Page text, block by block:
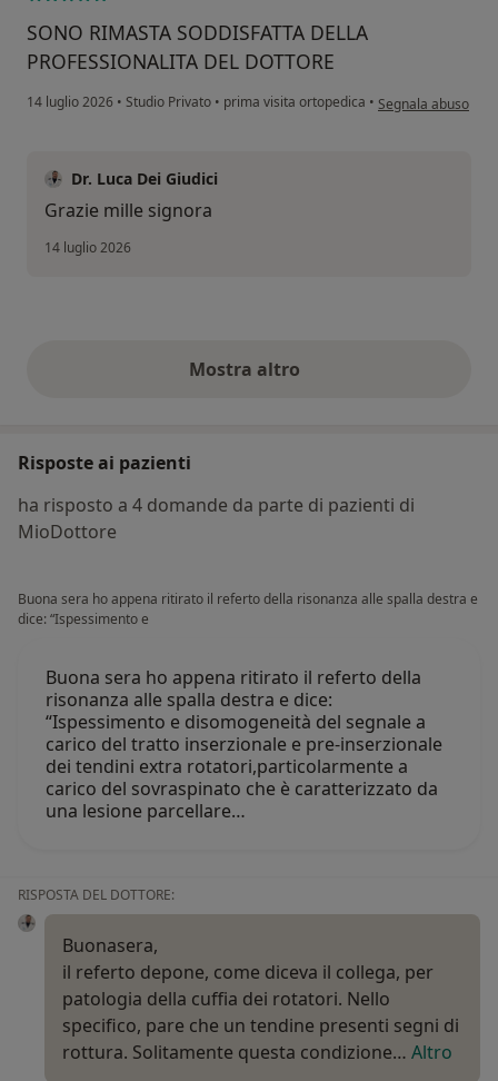
SONO RIMASTA SODDISFATTA DELLA
PROFESSIONALITA DEL DOTTORE
14 luglio 2026 • Studio Privato • prima visita ortopedica • secondo
Segnala abuso
Dr. Luca Dei Giudici
Grazie mille signora
14 luglio 2026
Mostra altroopinioni di cui sopra
Risposte ai pazienti
ha risposto a 4 domande da parte di pazienti di
MioDottore
Buona sera ho appena ritirato il referto della risonanza alle spalla destra e
dice: “Ispessimento e
Buona sera ho appena ritirato il referto della
risonanza alle spalla destra e dice:
“Ispessimento e disomogeneità del segnale a
carico del tratto inserzionale e pre-inserzionale
dei tendini extra rotatori,particolarmente a
carico del sovraspinato che è caratterizzato da
una lesione parcellare…
RISPOSTA DEL DOTTORE:
Buonasera,
il referto depone, come diceva il collega, per
patologia della cuffia dei rotatori. Nello
specifico, pare che un tendine presenti segni di
rottura. Solitamente questa condizione… Altro